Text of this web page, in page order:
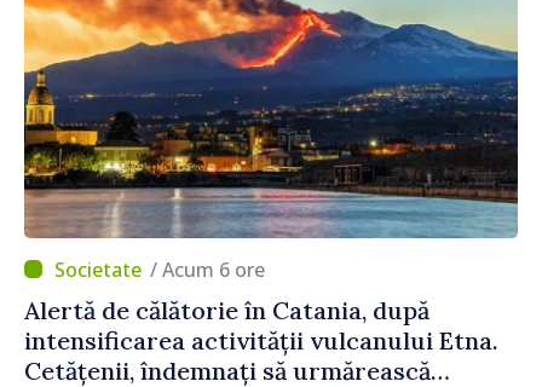
/ Acum 6 ore
Alertă de călătorie în Catania, după
intensificarea activității vulcanului Etna.
Cetățenii, îndemnați să urmărească